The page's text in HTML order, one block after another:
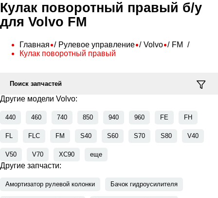
Кулак поворотный правый б/у
для Volvo FM
Главная Рулевое управление Volvo
FM
Кулак поворотный правый
Поиск запчастей
Другие модели Volvo:
440 460 740 850 940 960 FE FH
FL FLC FM S40 S60 S70 S80 V40
V50 V70 XC90 еще
Другие запчасти:
Амортизатор рулевой колонки Бачок гидроусилителя